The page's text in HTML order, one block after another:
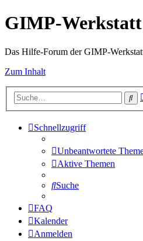
GIMP-Werkstatt
Das Hilfe-Forum der GIMP-
Zum Inhalt
Schnellzugriff
Unbeantwortete
Aktive Themen
Suche
FAQ
Kalender
Anmelden